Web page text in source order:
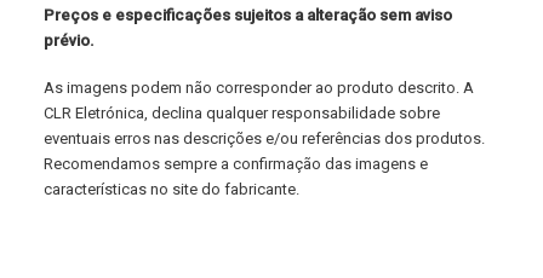
Preços e especificações sujeitos a alteração sem aviso
prévio.
As imagens podem não corresponder ao produto descrito. A
CLR Eletrónica, declina qualquer responsabilidade sobre
eventuais erros nas descrições e/ou referências dos produtos.
Recomendamos sempre a confirmação das imagens e
características no site do fabricante.